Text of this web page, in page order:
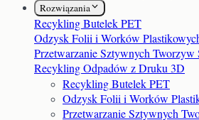
Rozwiązania
Recykling Butelek PET
Odzysk Folii i Worków
Przetwarzanie Sztywnych Tworzyw
Recykling Odpadów z Druku 3D
Recykling Butelek PET
Odzysk Folii i Worków
Przetwarzanie Sztywnych